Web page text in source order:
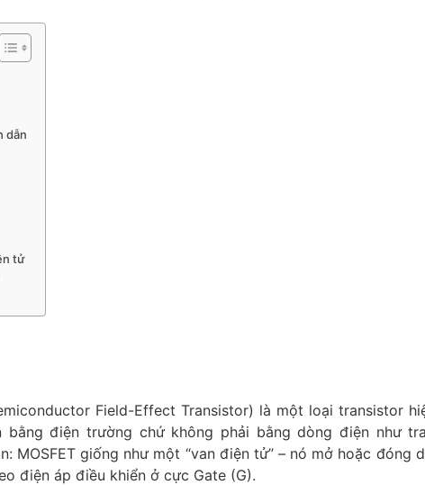
dẫn
tử
Field-Effect Transistor) là một loại transistor
điện trường chứ không phải bằng dòng điện như
MOSFET giống như một “van điện tử” – nó mở hoặc đóng
điện áp điều khiển ở cực Gate (G).